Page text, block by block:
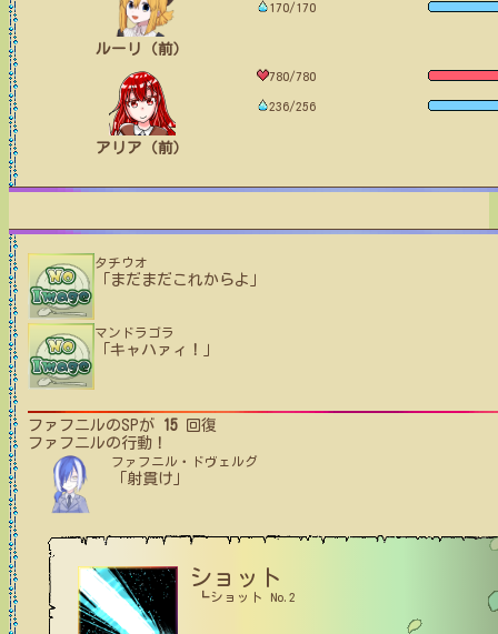
ルーリ（前）
170/170
アリア（前）
780/780
236/256
タチウオ
「まだまだこれからよ」
マンドラゴラ
「キャハァィ！」
ファフニルのSPが 15 回復
ファフニルの行動！
ファフニル・ドヴェルグ
「射貫け」
ショット
┗ショット No.2